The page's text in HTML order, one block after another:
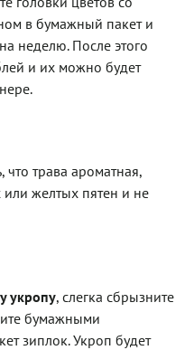
в бумажный пакет и
неделю. После этого
и их можно будет
что трава ароматная,
желтых пятен и не
укропу, слегка сбрызните
бумажными
зиплок. Укроп будет